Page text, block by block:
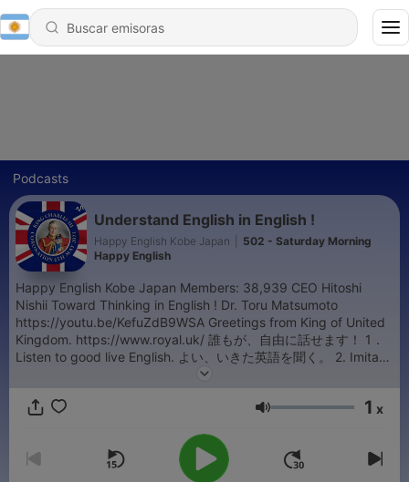
Podcasts
Understand English in English !
Happy English Kobe Japan
502 - Saturday Morning
Happy English
Happy English Kobe Japan Members: 38,939 CEO Hitoshi
Nishii Toward Thinking in English ! Dr. Toru Matsumoto
https://youtu.be/KefuZdB9WSA Greetings from King of United
Kingdom. https://www.royal.uk/ 誰もが、自由に話せます！ 1．
Listen to good live English. よい、いきた英語を聞く。 2. Imitate
を全部おぼえる。 5. Grammar? 文法は？ 耳で聴き～自然と覚え
る。 8．Speak in English in public. 人の前で英語で話してみる。
9. Write in English without thinking in Japanese. 日本語で考えず
Volumen 1 x